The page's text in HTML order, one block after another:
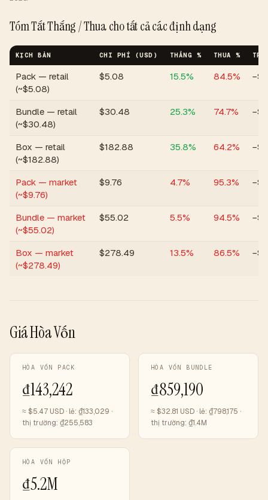
Tóm Tắt Thắng / Thua cho tất cả các định dạng
KỊCH BẢN CHI PHÍ (USD) THẮNG % THUA %
Pack — retail
(~$5.08)
$5.08 15.5% 84.5% −$2
Bundle — retail
(~$30.48)
$30.48 25.3% 74.7% −$6
Box — retail
(~$182.88)
$182.88 35.8% 64.2%
Pack — market
(~$9.76)
$9.76 4.7% 95.3% −$6
Bundle — market
(~$55.02)
$55.02 5.5% 94.5%
Box — market
(~$278.49)
$278.49 13.5% 86.5%
Giá Hòa Vốn
HÒA VỐN PACK
₫143,242
≈ $5.47 USD · lẻ: ₫133,029 ·
thị trường: ₫255,583
HÒA VỐN BUNDLE
₫859,190
≈ $32.81 USD · lẻ: ₫798,175 ·
thị trường: ₫1.4M
HÒA VỐN HỘP
₫5.2M